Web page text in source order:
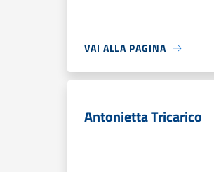
VAI ALLA PAGINA
Antonietta Tricarico